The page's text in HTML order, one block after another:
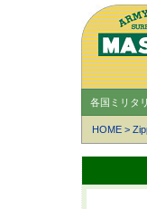
各国ミリタ
HOME >